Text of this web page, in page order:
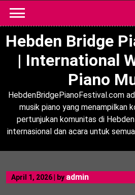
content
Hebden Bridge
| International
Piano
HebdenBridgePianoFestival.com
musik piano yang menampilkan
pertunjukan komunitas di
internasional dan acara untuk
April 1, 2026 by admin